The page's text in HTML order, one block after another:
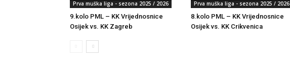
Prva muška liga - sezona 2025 / 2026
9.kolo PML – KK Vrijednosnice
Osijek vs. KK Zagreb
Prva muška liga - sezona 2025 / 2026
8.kolo PML – KK Vrijednosnice
Osijek vs. KK Crikvenica